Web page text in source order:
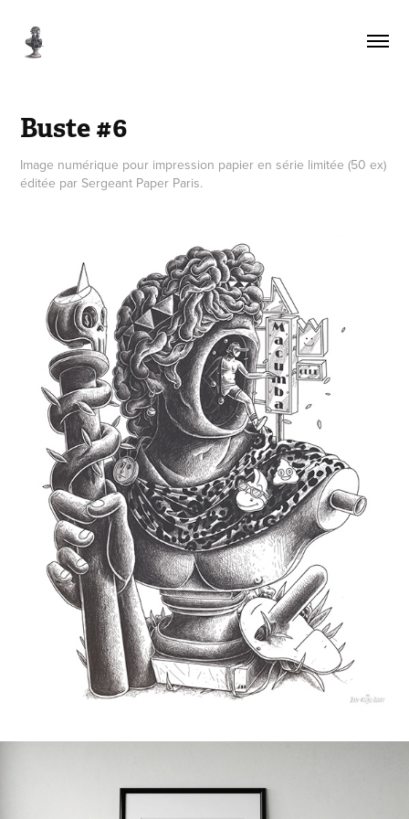
Buste #6
Image numérique pour impression papier en série limitée (50 ex)
éditée par Sergeant Paper Paris.